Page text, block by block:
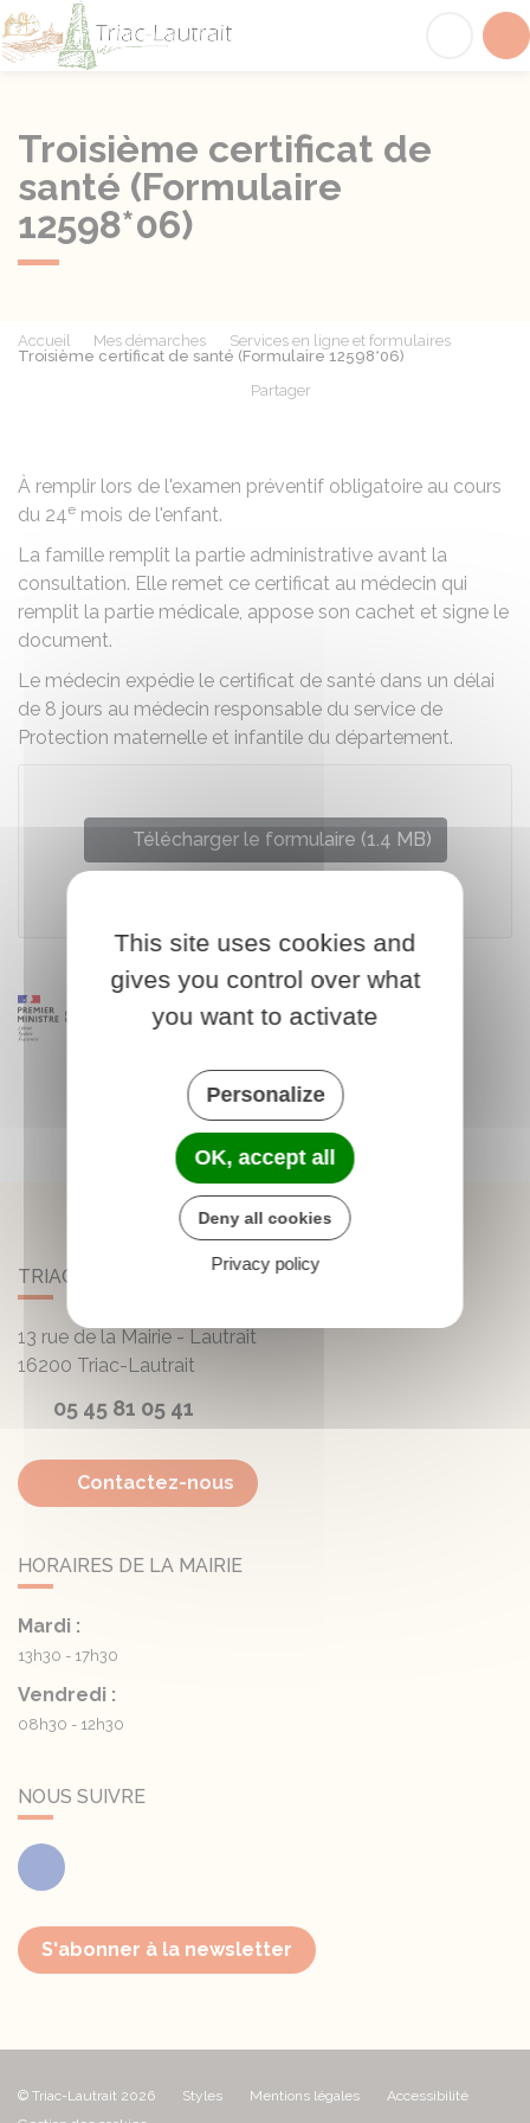
Troisième certificat de
santé (Formulaire
12598*06)
Accueil Mes démarches
Services en ligne et formulaires
Troisième certificat de santé (Formulaire 12598*06)
Partager
À remplir lors de l'examen préventif obligatoire au cours
du 24e mois de l'enfant.
La famille remplit la partie administrative avant la
consultation. Elle remet ce certificat au médecin qui
remplit la partie médicale, appose son cachet et signe le
document.
Le médecin expédie le certificat de santé dans un délai
de 8 jours au médecin responsable du service de
Protection maternelle et infantile du département.
Télécharger le formulaire (1.4 MB)
TRIAC-LAUTRAIT
13 rue de la Mairie - Lautrait
16200 Triac-Lautrait
05 45 81 05 41
Contactez-nous
HORAIRES DE LA MAIRIE
Mardi :
13h30 - 17h30
Vendredi :
08h30 - 12h30
NOUS SUIVRE
Facebook
S'abonner à la newsletter
© Triac-Lautrait 2026 Styles Mentions légales
Accessibilité
This site uses cookies and
gives you control over what
you want to activate
Personalize
OK, accept all
Deny all cookies
Privacy policy